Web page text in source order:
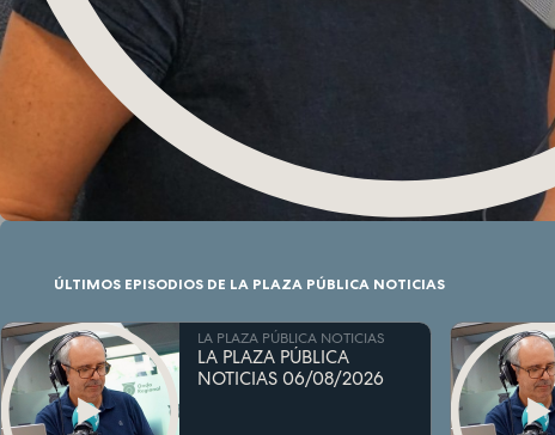
ÚLTIMOS EPISODIOS DE LA PLAZA PÚBLICA NOTICIAS
LA PLAZA PÚBLICA NOTICIAS
LA PLAZA PÚBLICA
NOTICIAS 06/08/2026